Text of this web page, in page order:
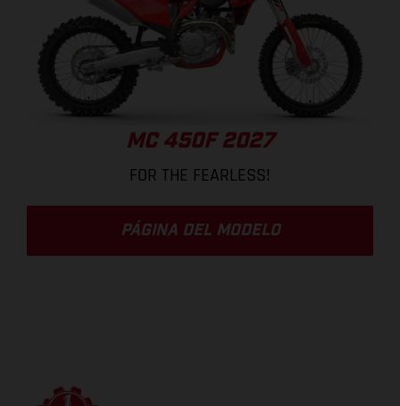
MC 450F 2027
FOR THE FEARLESS!
PÁGINA DEL MODELO